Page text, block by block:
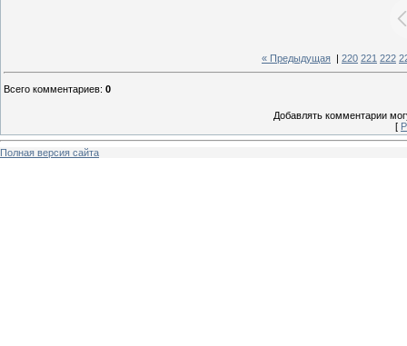
« Предыдущая 220 221 222
Всего комментариев: 0
Добавлять комментарии
[
Полная версия сайта